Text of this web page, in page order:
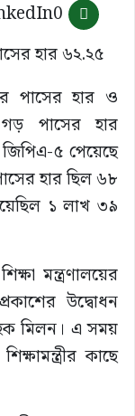
0
পাসের হার ও
পাসের হার
৫ পেয়েছে
হার ছিল ৬৮
১ লাখ ৩৯
মন্ত্রণালয়ের
উদ্বোধন
মিলন। এ সময়
কাছে